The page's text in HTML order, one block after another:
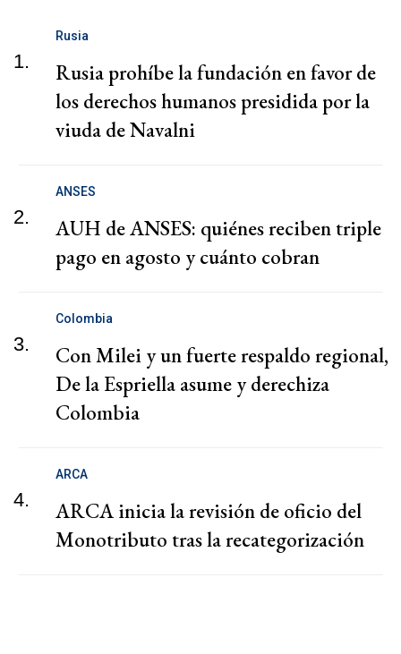
1.
Rusia
Rusia prohíbe la fundación en favor de
los derechos humanos presidida por la
viuda de Navalni
2.
ANSES
AUH de ANSES: quiénes reciben triple
pago en agosto y cuánto cobran
3.
Colombia
Con Milei y un fuerte respaldo regional,
De la Espriella asume y derechiza
Colombia
4.
ARCA
ARCA inicia la revisión de oficio del
Monotributo tras la recategorización